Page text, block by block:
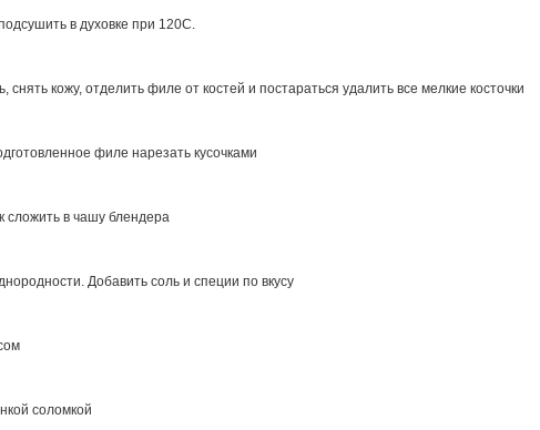
в духовке при 120С.
кожу, отделить филе от костей и постараться удалить все мелкие косточки
филе нарезать кусочками
сложить в чашу блендера
Добавить соль и специи по вкусу
соломкой